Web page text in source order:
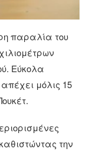
παραλία του
Εύκολα
μόλις 15
την